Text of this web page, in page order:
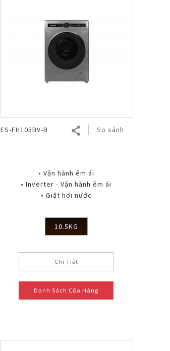
ES-FH105BV-B So sánh
• Vận hành êm ái
• Inverter - Vận hành êm ái
• Giặt hơi nước
10.5KG
Chi Tiết
Danh Sách Cửa Hàng